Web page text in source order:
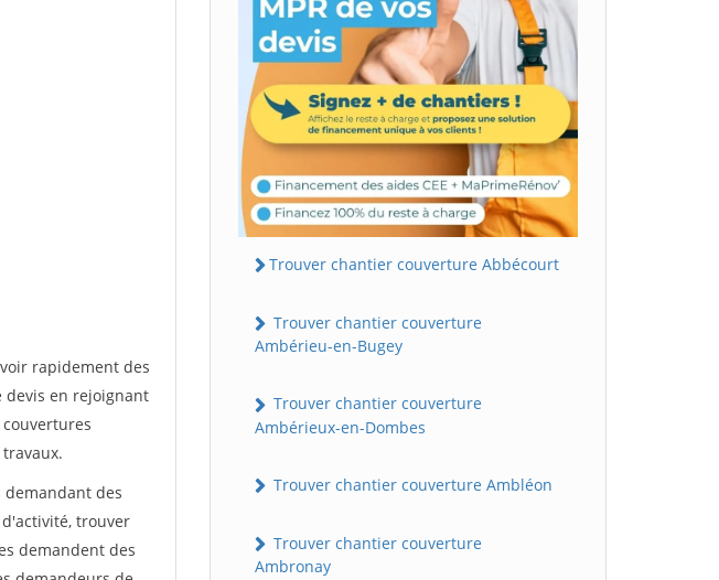
rapidement des
devis en rejoignant
des
trouver
demandent des
Trouver chantier couverture Abbécourt
Trouver chantier couverture
Ambérieu-en-Bugey
Trouver chantier couverture
Ambérieux-en-Dombes
Trouver chantier couverture Ambléon
Trouver chantier couverture
Ambronay